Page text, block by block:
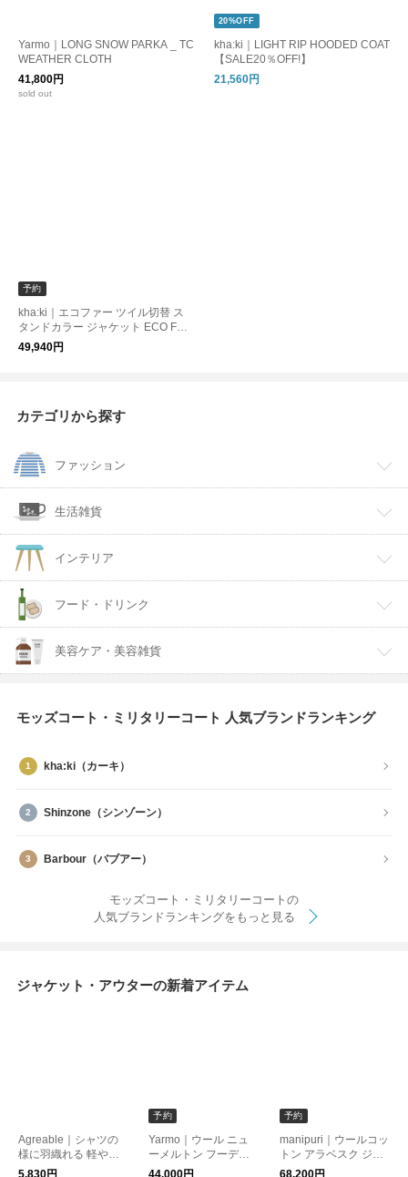
Yarmo｜LONG SNOW PARKA _ TC
WEATHER CLOTH
41,800円
sold out
20%OFF
kha:ki｜LIGHT RIP HOODED COAT
【SALE20％OFF!】
21,560円
予約
kha:ki｜エコファー ツイル切替 ス
タンドカラー ジャケット ECO FUR
SWITCH JACKET mil26fjk3257 【2
026aw先行受注会】
49,940円
カテゴリから探す
ファッション
生活雑貨
インテリア
フード・ドリンク
美容ケア・美容雑貨
モッズコート・ミリタリーコート 人気ブランドランキング
kha:ki（カーキ）
Shinzone（シンゾーン）
Barbour（バブアー）
モッズコート・ミリタリーコートの
人気ブランドランキングをもっと見る
ジャケット・アウターの新着アイテム
Agreable｜シャツの
様に羽織れる 軽やか
シアージャケット
5,830円
予約
Yarmo｜ウール ニュ
ーメルトン フーディ
ーコート yar-26aw-j1
44,000円
予約
manipuri｜ウールコッ
トン アラベスク ジャ
ガード ブルゾン jaq-bl
68,200円